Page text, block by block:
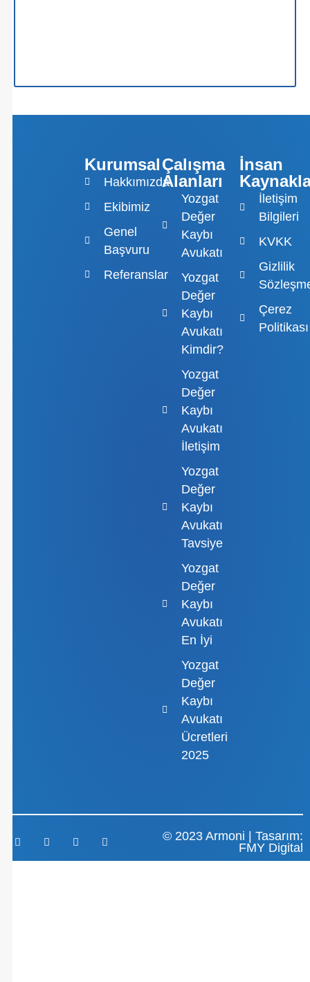
Kurumsal
Hakkımızda
Ekibimiz
Genel
Başvuru
Referanslar
Çalışma
Alanları
Yozgat
Değer
Kaybı
Avukatı
Yozgat
Değer
Kaybı
Avukatı
Kimdir?
Yozgat
Değer
Kaybı
Avukatı
İletişim
Yozgat
Değer
Kaybı
Avukatı
Tavsiye
Yozgat
Değer
Kaybı
Avukatı
En İyi
Yozgat
Değer
Kaybı
Avukatı
Ücretleri
2025
İnsan
İletişim
Bilgileri
KVKK
Gizlilik
Çerez
Politikası
© 2023 Armoni | Tasarım:
FMY Digital